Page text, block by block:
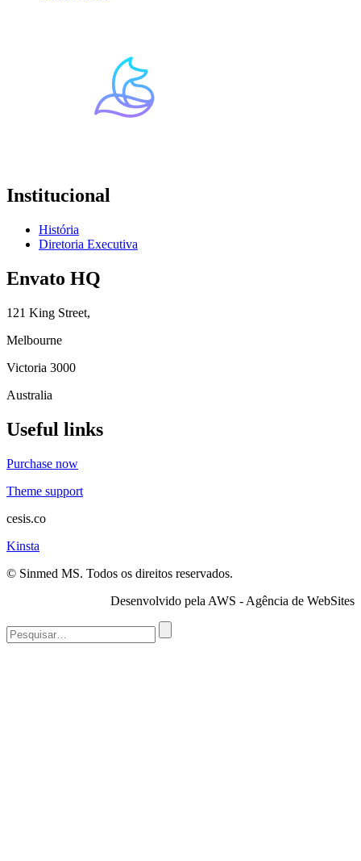
Institucional
História
Diretoria Executiva
Envato HQ
121 King Street,
Melbourne
Victoria 3000
Australia
Useful links
Purchase now
Theme support
cesis.co
Kinsta
© Sinmed MS. Todos os direitos reservados.
Desenvolvido pela AWS - Agência de WebSites